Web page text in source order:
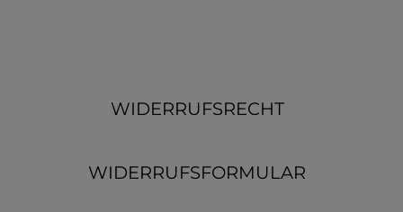
WIDERRUFSRECHT
WIDERRUFSFORMULAR